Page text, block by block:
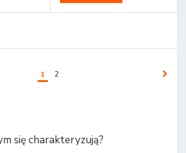
1 2
się charakteryzują?